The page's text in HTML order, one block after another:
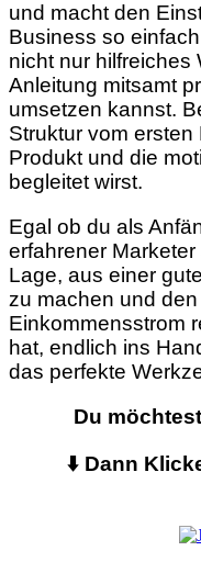
und macht den
Business so
nicht nur hilfreiches
Anleitung mitsamt
umsetzen kannst.
Struktur vom
Produkt und die
begleitet wirst.
Egal ob du als
erfahrener
Lage, aus einer
zu machen und
Einkommensstrom
hat, endlich ins
das perfekte
Du
⬇️ Dann